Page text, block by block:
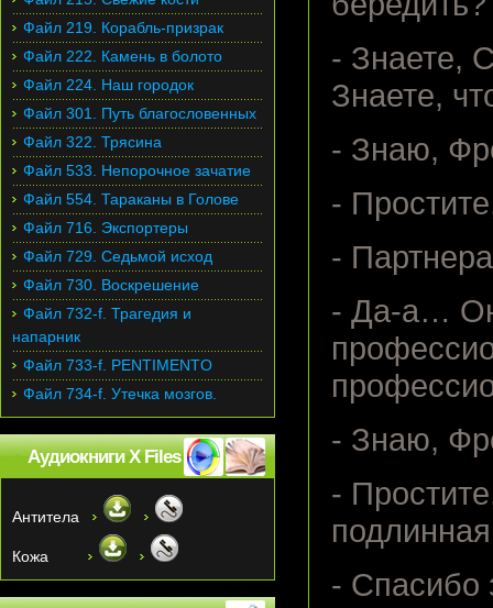
- Знаете,
Знаете,
- Знаю,
-
-
- Да-а…
- Знаю,
-
- Спасибо
Файл 219. Корабль-призрак
Файл 222. Камень в болото
Файл 224. Наш городок
Файл 301. Путь благословенных
Файл 322. Трясина
Файл 533. Непорочное зачатие
Файл 554. Тараканы в Голове
Файл 716. Экспортеры
Файл 729. Седьмой исход
Файл 730. Воскрешение
Файл 732-f. Трагедия и
напарник
Файл 733-f. PENTIMENTO
Файл 734-f. Утечка мозгов.
Аудиокниги X Files
Антитела
Кожа